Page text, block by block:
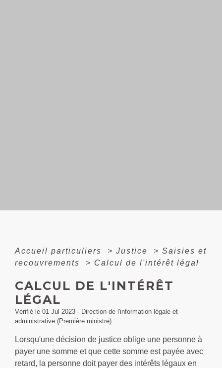
Accueil particuliers > Justice > Saisies et
recouvrements
> Calcul de l'intérêt légal
CALCUL DE L'INTÉRÊT
LÉGAL
Vérifié le 01 Jul 2023 - Direction de l'information légale et
administrative (Première ministre)
Lorsqu'une décision de justice oblige une personne à
payer une somme et que cette somme est payée avec
retard, la personne doit payer des intérêts légaux en